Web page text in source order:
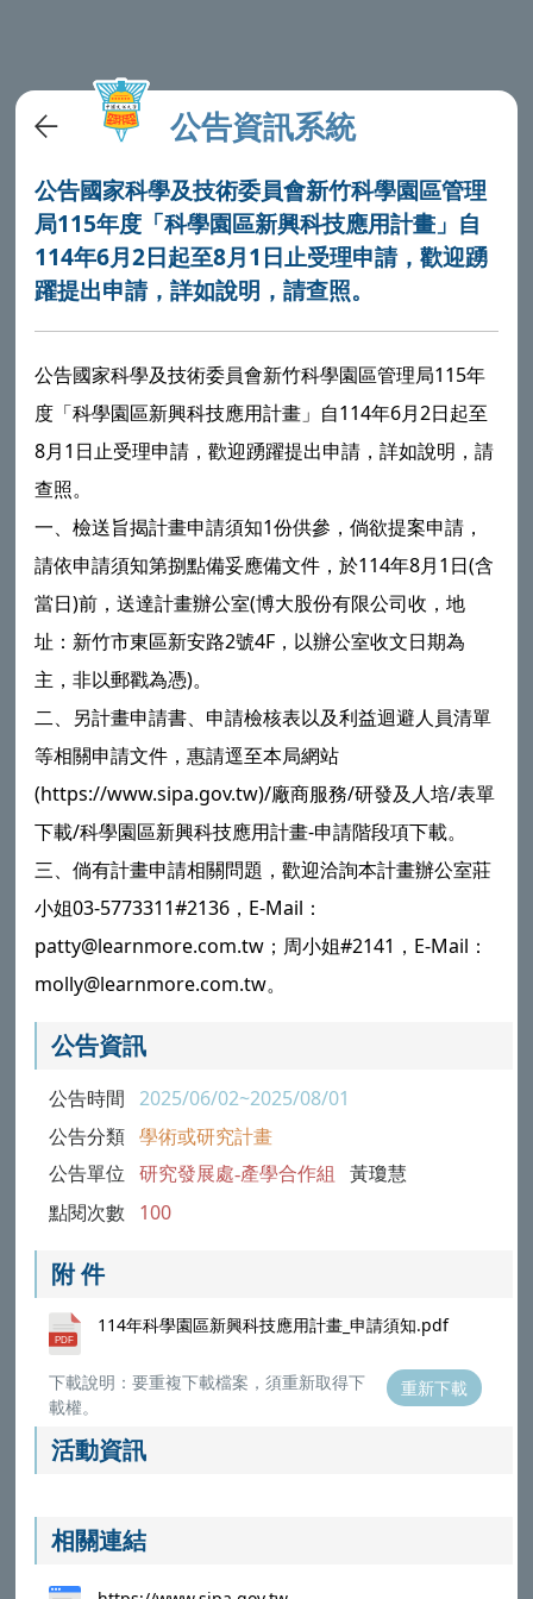
公告資訊系統
公告國家科學及技術委員會新竹科學園區管理
局115年度「科學園區新興科技應用計畫」自
114年6月2日起至8月1日止受理申請，歡迎踴
躍提出申請，詳如說明，請查照。
公告國家科學及技術委員會新竹科學園區管理局115年
度「科學園區新興科技應用計畫」自114年6月2日起至
8月1日止受理申請，歡迎踴躍提出申請，詳如說明，請
查照。
一、檢送旨揭計畫申請須知1份供參，倘欲提案申請，
請依申請須知第捌點備妥應備文件，於114年8月1日(含
當日)前，送達計畫辦公室(博大股份有限公司收，地
址：新竹市東區新安路2號4F，以辦公室收文日期為
主，非以郵戳為憑)。
二、另計畫申請書、申請檢核表以及利益迴避人員清單
等相關申請文件，惠請逕至本局網站
(https://www.sipa.gov.tw)/廠商服務/研發及人培/表單
下載/科學園區新興科技應用計畫-申請階段項下載。
三、倘有計畫申請相關問題，歡迎洽詢本計畫辦公室莊
小姐03-5773311#2136，E-Mail：
patty@learnmore.com.tw；周小姐#2141，E-Mail：
molly@learnmore.com.tw。
公告資訊
公告時間 2025/06/02~2025/08/01
公告分類 學術或研究計畫
公告單位 研究發展處-產學合作組 黃瓊慧
點閱次數 100
附 件
114年科學園區新興科技應用計畫_申請須知.pdf
下載說明：要重複下載檔案，須重新取得下
載權。
重新下載
活動資訊
相關連結